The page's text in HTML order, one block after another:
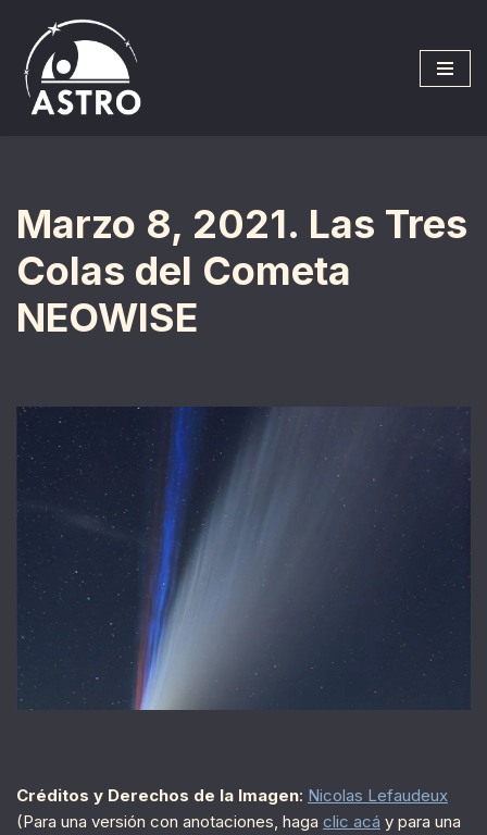
Saltar
al
contenido
Marzo 8, 2021. Las Tres
Colas del Cometa
NEOWISE
Créditos y Derechos de la Imagen: Nicolas Lefaudeux
(Para una versión con anotaciones, haga clic acá y para una